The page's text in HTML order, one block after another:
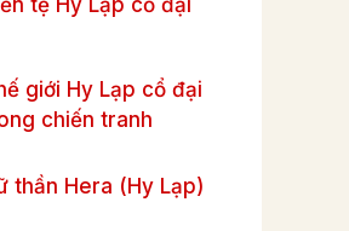
giới Hy Lạp cổ đại
chiến tranh
thần Hera (Hy Lạp)